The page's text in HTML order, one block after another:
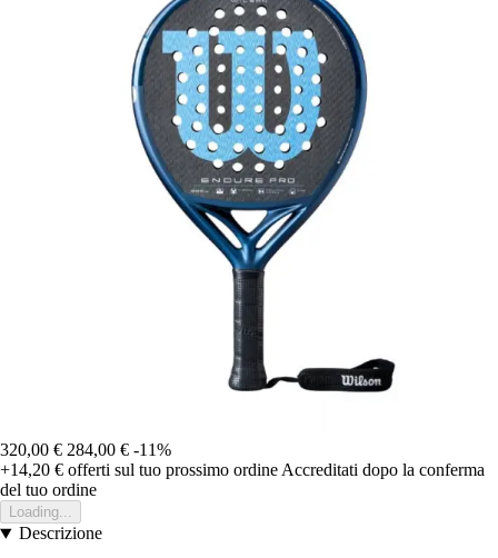
320,00 € 284,00 € -11%
+14,20 € offerti sul tuo prossimo ordineAccreditati dopo la conferma
del tuo ordine
Loading...
Descrizione